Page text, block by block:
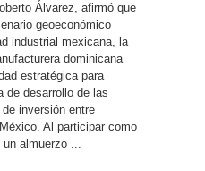
para
una
nueva
etapa
desarrollo
entre
México
y
RD
Álvarez, afirmó que
geoeconómico
industrial mexicana, la
dominicana
estratégica para
de desarrollo de las
inversión entre
Al participar como
almuerzo ...